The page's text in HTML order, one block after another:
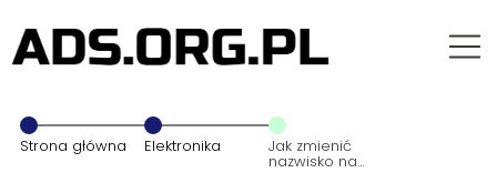
Strona główna Elektronika Jak zmienić
nazwisko na